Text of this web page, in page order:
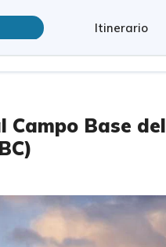
Itinerario
Campo Base del